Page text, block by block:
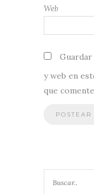
Web
y web en
que